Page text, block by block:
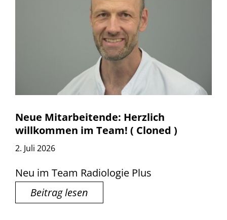
Neue Mitarbeitende: Herzlich
willkommen im Team! ( Cloned )
2. Juli 2026
Neu im Team Radiologie Plus
Beitrag lesen